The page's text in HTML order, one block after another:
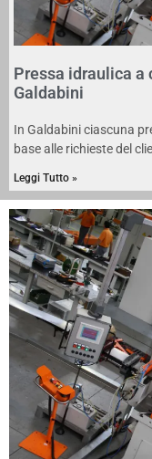
Pressa idraulica a
Galdabini
In Galdabini ciascuna
base alle richieste del
Leggi Tutto »